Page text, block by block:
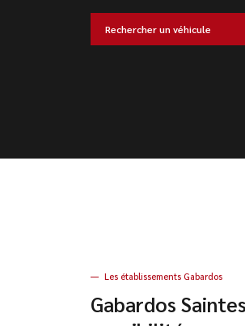
Rechercher un véhicule
Les établissements Gabardos
Gabardos